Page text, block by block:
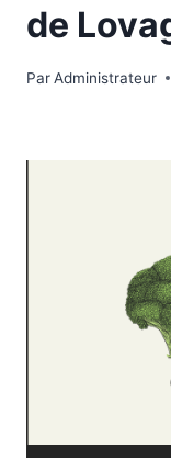
de
ParAdministrateur